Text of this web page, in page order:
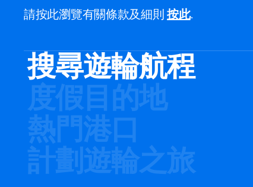
請按此瀏覽有關條款及細則按此.
搜尋遊輪航程
度假目的地
熱門港口
計劃遊輪之旅